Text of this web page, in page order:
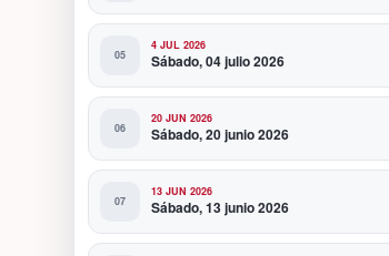
4 JUL 2026
Sábado, 04 julio 2026
20 JUN 2026
Sábado, 20 junio 2026
13 JUN 2026
Sábado, 13 junio 2026